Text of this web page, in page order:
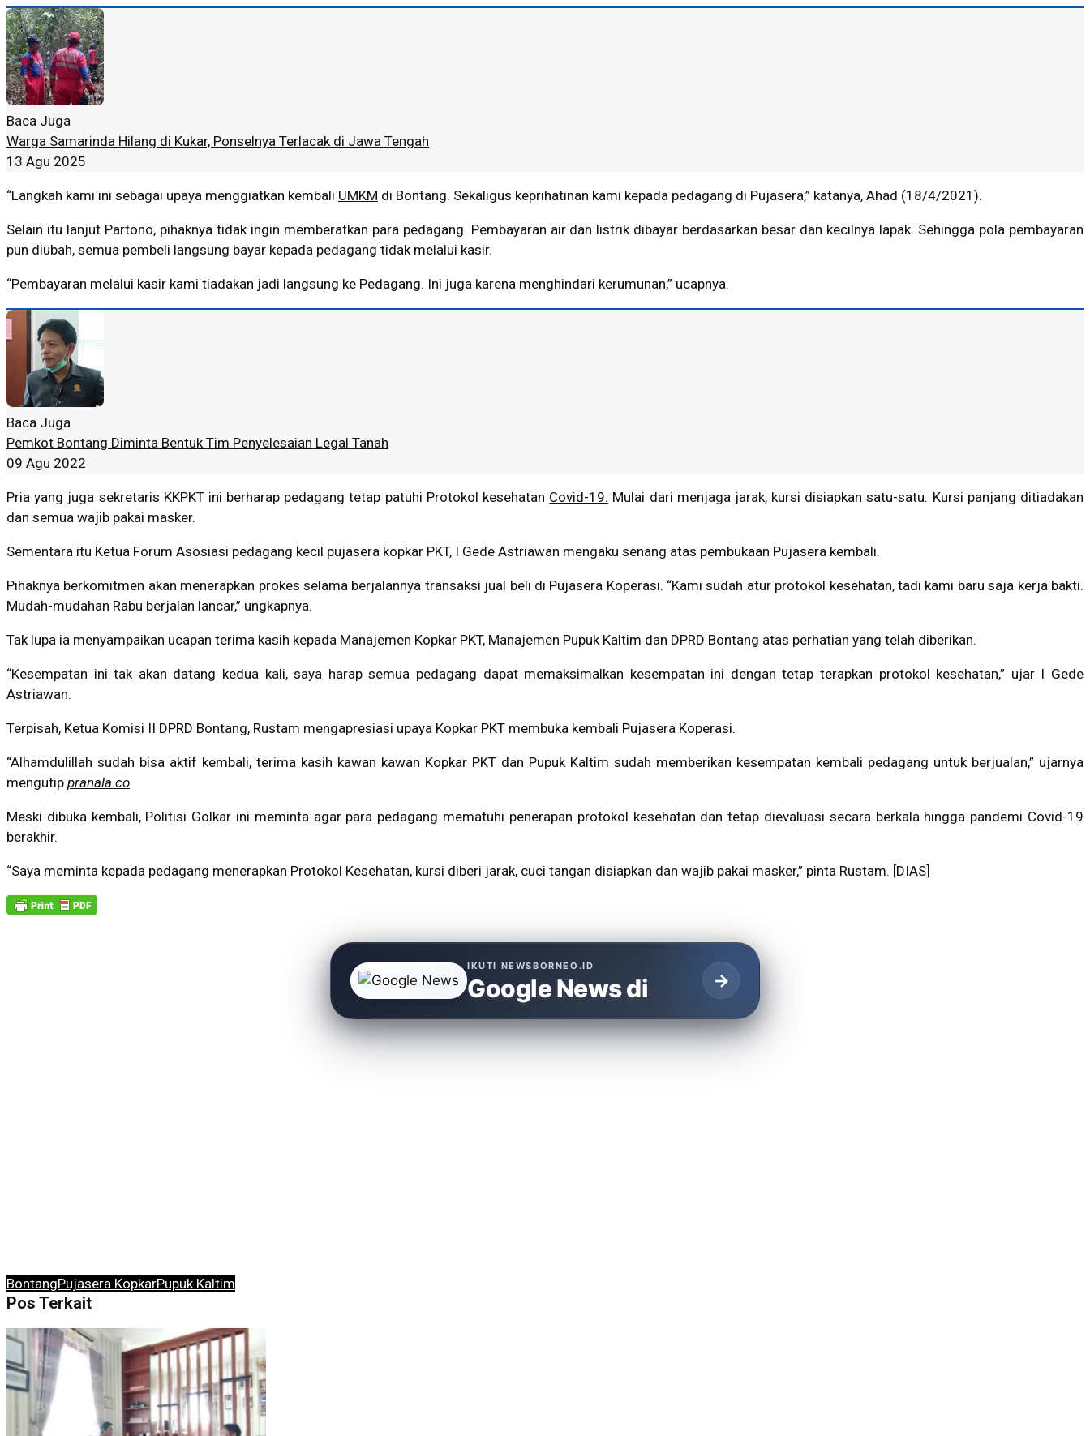
Baca Juga
Warga Samarinda Hilang di Kukar, Ponselnya Terlacak di Jawa Tengah
13 Agu 2025
“Langkah kami ini sebagai upaya menggiatkan kembali UMKM di Bontang. Sekaligus keprihatinan kami kepada pedagang di Pujasera,” katanya, Ahad (18/4/2021).
Selain itu lanjut Partono, pihaknya tidak ingin memberatkan para pedagang. Pembayaran air dan listrik dibayar berdasarkan besar dan kecilnya lapak. Sehingga pola pembayaran
pun diubah, semua pembeli langsung bayar kepada pedagang tidak melalui kasir.
“Pembayaran melalui kasir kami tiadakan jadi langsung ke Pedagang. Ini juga karena menghindari kerumunan,” ucapnya.
Baca Juga
Pemkot Bontang Diminta Bentuk Tim Penyelesaian Legal Tanah
09 Agu 2022
Pria yang juga sekretaris KKPKT ini berharap pedagang tetap patuhi Protokol kesehatan Covid-19. Mulai dari menjaga jarak, kursi disiapkan satu-satu. Kursi panjang ditiadakan
dan semua wajib pakai masker.
Sementara itu Ketua Forum Asosiasi pedagang kecil pujasera kopkar PKT, I Gede Astriawan mengaku senang atas pembukaan Pujasera kembali.
Pihaknya berkomitmen akan menerapkan prokes selama berjalannya transaksi jual beli di Pujasera Koperasi. “Kami sudah atur protokol kesehatan, tadi kami baru saja kerja bakti.
Mudah-mudahan Rabu berjalan lancar,” ungkapnya.
Tak lupa ia menyampaikan ucapan terima kasih kepada Manajemen Kopkar PKT, Manajemen Pupuk Kaltim dan DPRD Bontang atas perhatian yang telah diberikan.
“Kesempatan ini tak akan datang kedua kali, saya harap semua pedagang dapat memaksimalkan kesempatan ini dengan tetap terapkan protokol kesehatan,” ujar I Gede
Astriawan.
Terpisah, Ketua Komisi II DPRD Bontang, Rustam mengapresiasi upaya Kopkar PKT membuka kembali Pujasera Koperasi.
“Alhamdulillah sudah bisa aktif kembali, terima kasih kawan kawan Kopkar PKT dan Pupuk Kaltim sudah memberikan kesempatan kembali pedagang untuk berjualan,” ujarnya
mengutip pranala.co
Meski dibuka kembali, Politisi Golkar ini meminta agar para pedagang mematuhi penerapan protokol kesehatan dan tetap dievaluasi secara berkala hingga pandemi Covid-19
berakhir.
“Saya meminta kepada pedagang menerapkan Protokol Kesehatan, kursi diberi jarak, cuci tangan disiapkan dan wajib pakai masker,” pinta Rustam. [DIAS]
IKUTI NEWSBORNEO.ID
Google News di →
BontangPujasera KopkarPupuk Kaltim
Pos Terkait